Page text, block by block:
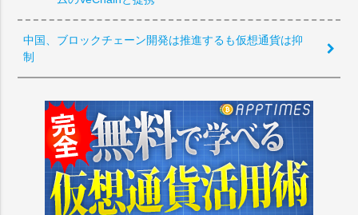
中国、ブロックチェーン開発は推進するも仮想通貨は抑
制